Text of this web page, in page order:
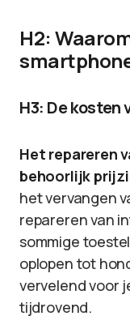
H2:
H3: De kosten
Het repareren
behoorlijk
het vervangen
repareren van
sommige
oplopen tot
vervelend voor
tijdrovend.